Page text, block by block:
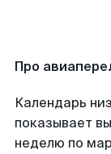
Про
Календарь
показывает
неделю по